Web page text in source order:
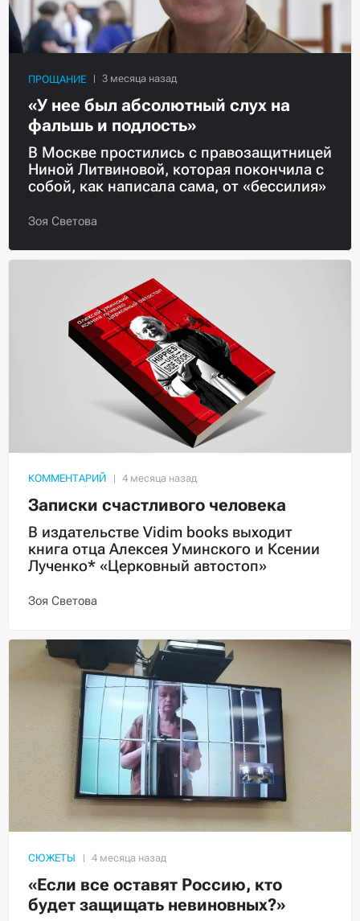
ПРОЩАНИЕ
«У нее был абсолютный слух на
фальшь и подлость»
В Москве простились с правозащитницей
Ниной Литвиновой, которая покончила с
собой, как написала сама, от «бессилия»
Зоя Светова
КОММЕНТАРИЙ
Записки счастливого человека
В издательстве Vidim books выходит
книга отца Алексея Уминского и Ксении
Лученко* «Церковный автостоп»
Зоя Светова
СЮЖЕТЫ
«Если все оставят Россию, кто
будет защищать невиновных?»